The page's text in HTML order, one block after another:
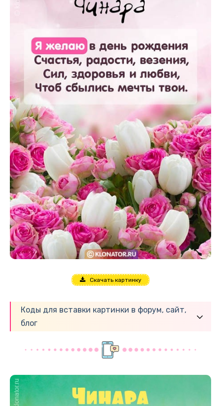
Скачать картинку
Коды для вставки картинки в форум, сайт,
блог